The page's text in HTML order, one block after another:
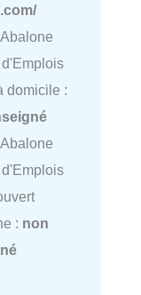
domicile :
: non